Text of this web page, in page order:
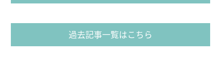
過去記事一覧はこちら